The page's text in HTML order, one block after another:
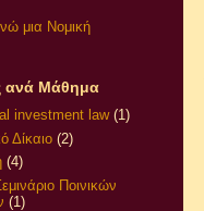
μια Νομική
ανά Μάθημα
investment law (1)
Δίκαιο (2)
(4)
Ποινικών
(1)